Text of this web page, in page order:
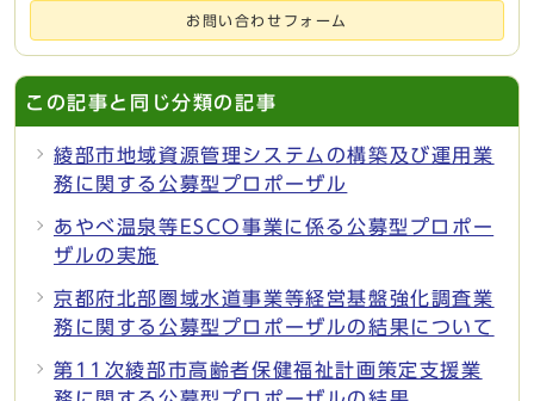
お問い合わせフォーム
この記事と同じ分類の記事
綾部市地域資源管理システムの構築及び運用業
務に関する公募型プロポーザル
あやべ温泉等ESCO事業に係る公募型プロポー
ザルの実施
京都府北部圏域水道事業等経営基盤強化調査業
務に関する公募型プロポーザルの結果について
第11次綾部市高齢者保健福祉計画策定支援業